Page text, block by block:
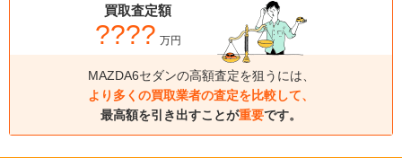
買取査定額
???? 万円
MAZDA6セダンの高額査定を狙うには、
より多くの買取業者の査定を比較して、
最高額を引き出すことが重要です。